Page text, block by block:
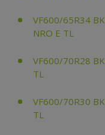
VF600/65R34
NRO E TL
VF600/70R28
TL
VF600/70R30
TL